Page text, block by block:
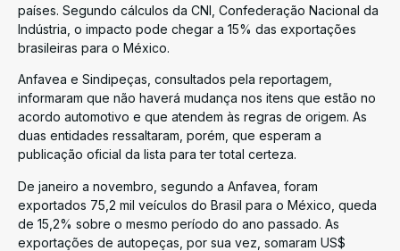
países. Segundo cálculos da CNI, Confederação Nacional da
Indústria, o impacto pode chegar a 15% das exportações
brasileiras para o México.
Anfavea e Sindipeças, consultados pela reportagem,
informaram que não haverá mudança nos itens que estão no
acordo automotivo e que atendem às regras de origem. As
duas entidades ressaltaram, porém, que esperam a
publicação oficial da lista para ter total certeza.
De janeiro a novembro, segundo a Anfavea, foram
exportados 75,2 mil veículos do Brasil para o México, queda
de 15,2% sobre o mesmo período do ano passado. As
exportações de autopeças, por sua vez, somaram US$